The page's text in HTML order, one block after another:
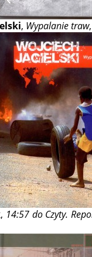
, Wypalanie traw
, 14:57 do Czyty.